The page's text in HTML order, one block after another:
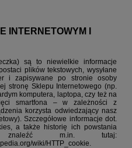
INTERNETOWYM I
są to niewielkie informacje
plików tekstowych, wysyłane
i zapisywane po stronie osoby
stronę Sklepu Internetowego (np.
komputera, laptopa, czy też na
smartfona – w zależności z
korzysta odwiedzający nasz
Szczegółowe informacje dot.
a także historię ich powstania
znaleźć m.in. tutaj:
wiki/HTTP_cookie.